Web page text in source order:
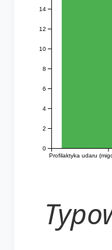
Profilaktyka udaru
0
2
4
6
8
10
12
14